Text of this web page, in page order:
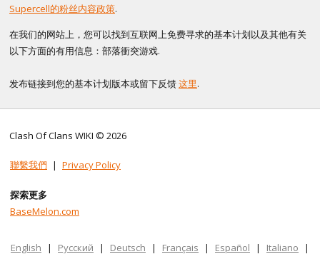
Supercell的粉丝内容政策.
在我们的网站上，您可以找到互联网上免费寻求的基本计划以及其他有关
以下方面的有用信息：部落衝突游戏.
发布链接到您的基本计划版本或留下反馈这里.
Clash Of Clans WIKI © 2026
聯繫我們 | Privacy Policy
探索更多
BaseMelon.com
English | Русский | Deutsch | Français | Español | Italiano |